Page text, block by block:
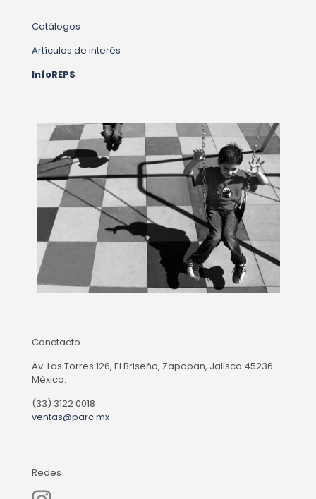
Catálogos
Artículos de interés
InfoREPS
Conctacto
Av. Las Torres 126, El Briseño, Zapopan, Jalisco 45236
México.
(33) 3122 0018
ventas@parc.mx
Redes